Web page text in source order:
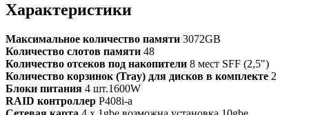
Характеристики
Максимальное количество памяти 3072GB
Количество слотов памяти 48
Количество отсеков под накопители 8 мест SFF (2,5")
Количество корзинок (Tray) для дисков в комплекте 2
Блоки питания 4 шт.1600W
RAID контроллер P408i-a